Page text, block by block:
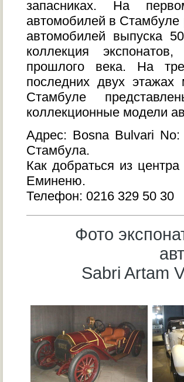
запасниках. На
автомобилей в Стамбуле
автомобилей выпуска
коллекция
прошлого века. На
последних двух этажах
Стамбуле
коллекционные модели
Адрес: Bosna Bulvari No:
Стамбула.
Как добраться из
Еминеню.
Телефон: 0216 329 50 30
Фото
Sabri Artam